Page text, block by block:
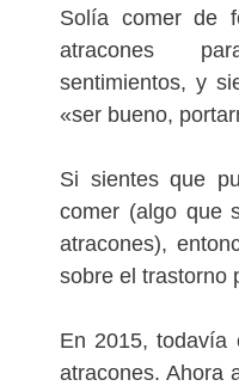
Solía ​​comer de
atracones
sentimientos, y
«ser bueno,
Si sientes que
comer (algo que
atracones),
sobre el trastorno
En 2015, todavía
atracones. Ahora